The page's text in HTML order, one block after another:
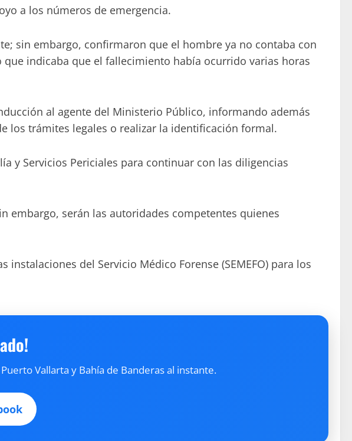
a los números de emergencia.
sin embargo, confirmaron que el hombre ya no contaba con
indicaba que el fallecimiento había ocurrido varias horas
al agente del Ministerio Público, informando además
los trámites legales o realizar la identificación formal.
y Servicios Periciales para continuar con las diligencias
embargo, serán las autoridades competentes quienes
del Servicio Médico Forense (SEMEFO) para los
Vallarta y Bahía de Banderas al instante.